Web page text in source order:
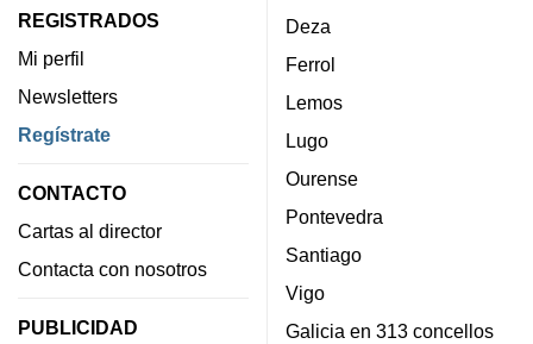
REGISTRADOS
Mi perfil
Newsletters
Regístrate
CONTACTO
Cartas al director
Contacta con nosotros
PUBLICIDAD
Deza
Ferrol
Lemos
Lugo
Ourense
Pontevedra
Santiago
Vigo
Galicia en 313 concellos